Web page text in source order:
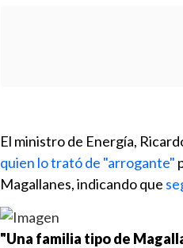
El ministro de Energía,
quien lo trató de "arrogante"
Magallanes, indicando que
"Una familia tipo de